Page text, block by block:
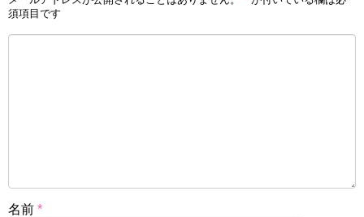
須項目です
名前 *